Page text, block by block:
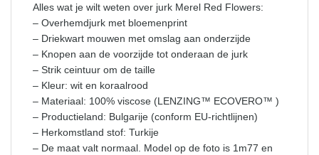
Alles wat je wilt weten over jurk Merel Red Flowers:
– Overhemdjurk met bloemenprint
– Driekwart mouwen met omslag aan onderzijde
– Knopen aan de voorzijde tot onderaan de jurk
– Strik ceintuur om de taille
– Kleur: wit en koraalrood
– Materiaal: 100% viscose (LENZING™ ECOVERO™ )
– Productieland: Bulgarije (conform EU-richtlijnen)
– Herkomstland stof: Turkije
– De maat valt normaal. Model op de foto is 1m77 en